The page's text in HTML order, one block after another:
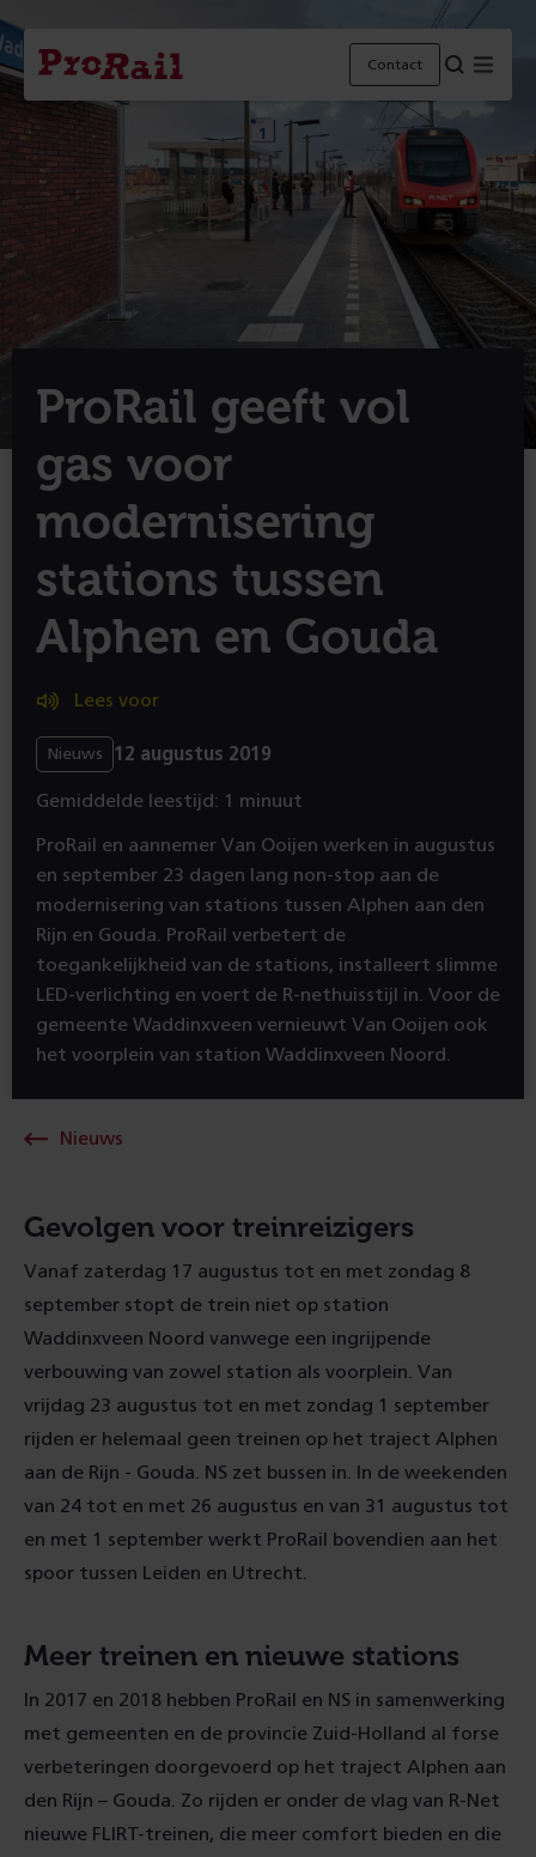
Navigatie
Homepage
ProRail
Contact
ProRail geeft vol
gas voor
modernisering
stations tussen
Alphen en Gouda
Lees voor
Nieuws 12 augustus 2019
Gemiddelde leestijd: 1 minuut
ProRail en aannemer Van Ooijen werken in augustus
en september 23 dagen lang non-stop aan de
modernisering van stations tussen Alphen aan den
Rijn en Gouda. ProRail verbetert de
toegankelijkheid van de stations, installeert slimme
LED-verlichting en voert de R-nethuisstijl in. Voor de
gemeente Waddinxveen vernieuwt Van Ooijen ook
het voorplein van station Waddinxveen Noord.
Nieuws
Gevolgen voor treinreizigers
Vanaf zaterdag 17 augustus tot en met zondag 8
september stopt de trein niet op station
Waddinxveen Noord vanwege een ingrijpende
verbouwing van zowel station als voorplein. Van
vrijdag 23 augustus tot en met zondag 1 september
rijden er helemaal geen treinen op het traject Alphen
aan de Rijn - Gouda. NS zet bussen in. In de weekenden
van 24 tot en met 26 augustus en van 31 augustus tot
en met 1 september werkt ProRail bovendien aan het
spoor tussen Leiden en Utrecht.
Meer treinen en nieuwe stations
In 2017 en 2018 hebben ProRail en NS in samenwerking
met gemeenten en de provincie Zuid-Holland al forse
verbeteringen doorgevoerd op het traject Alphen aan
den Rijn – Gouda. Zo rijden er onder de vlag van R-Net
nieuwe FLIRT-treinen, die meer comfort bieden en die